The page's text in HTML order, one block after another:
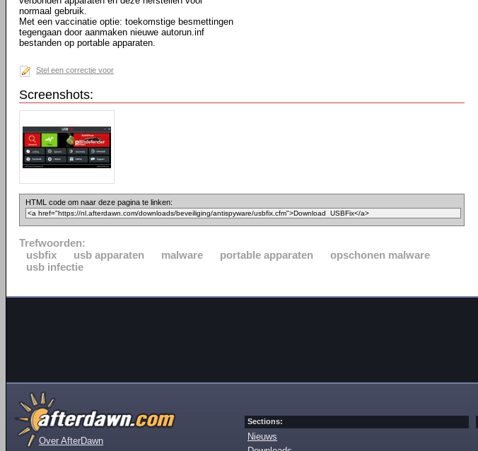
normaal gebruik.
Met een vaccinatie optie: toekomstige besmettingen
tegengaan door aanmaken nieuwe autorun.inf
bestanden op portable apparaten.
Stel een correctie voor
Screenshots:
HTML code om naar deze pagina te linken:
Trefwoorden:
usbfix
usb apparaten malware portable apparaten
opschonen malware
usb infectie
Over AfterDawn
Sections:
Nieuws